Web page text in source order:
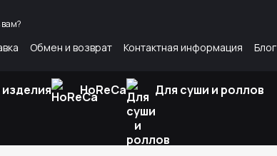
Обмен и возврат Контактная информация
Блог
HoReCa Для суши и роллов